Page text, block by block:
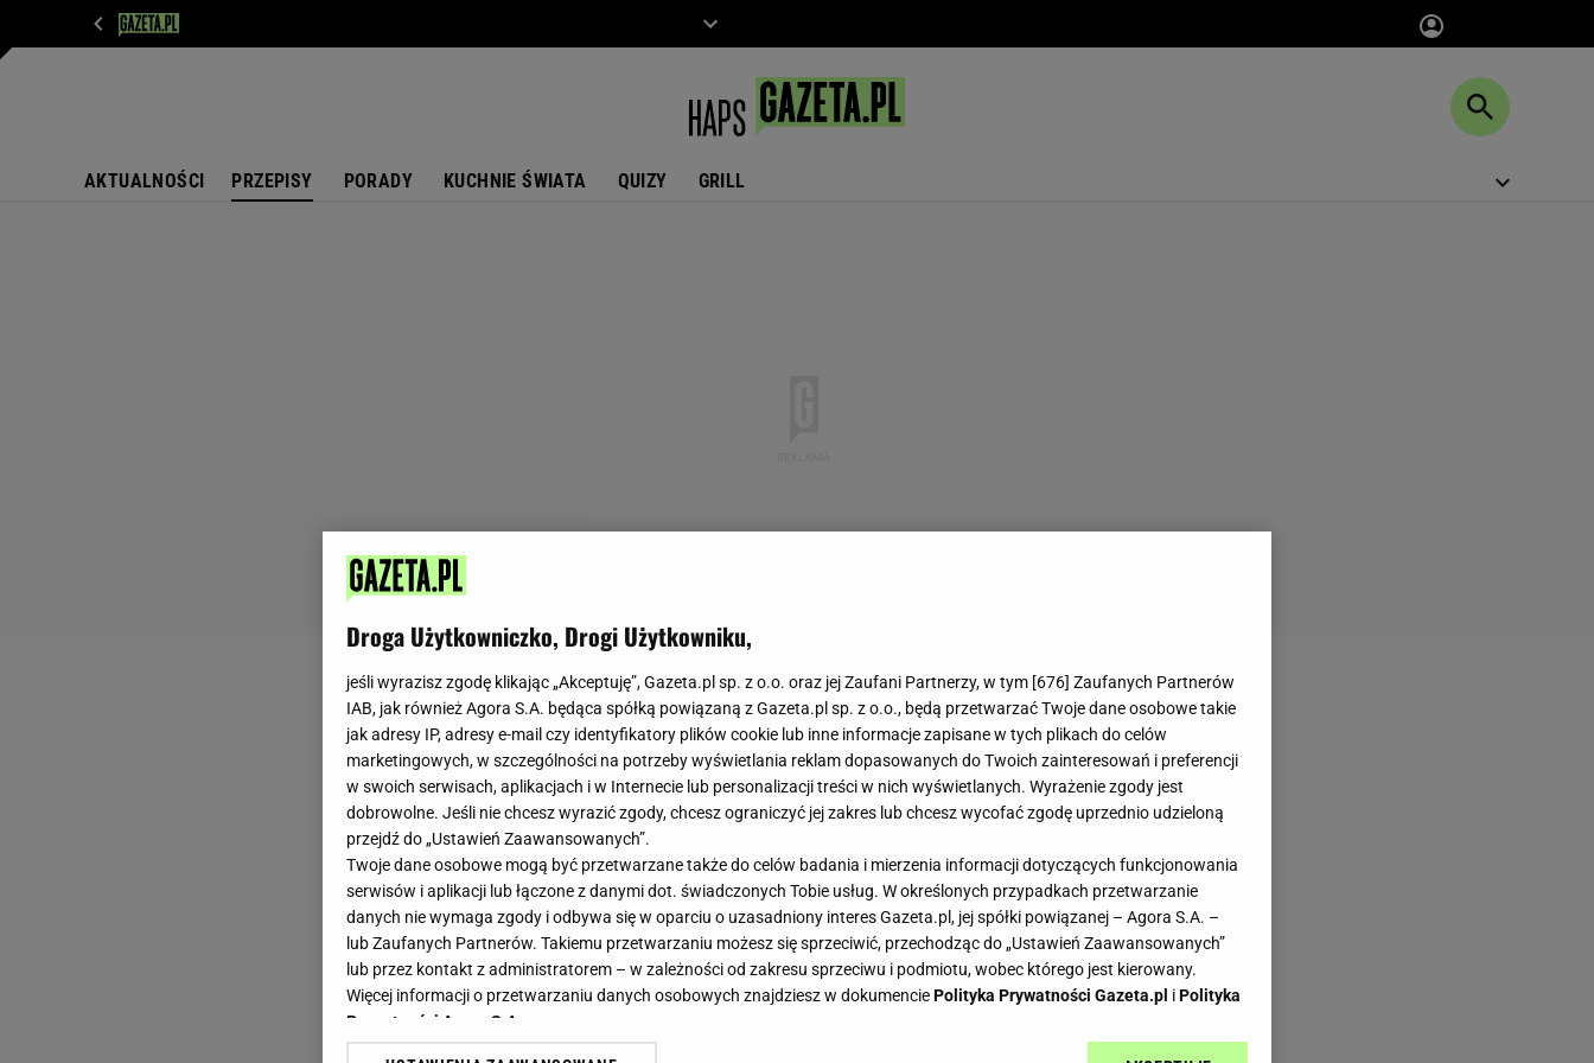
AKTUALNOŚCI PRZEPISY PORADY KUCHNIE ŚWIATA QUIZY GRILL
Droga Użytkowniczko, Drogi Użytkowniku,
jeśli wyrazisz zgodę klikając „Akceptuję”, Gazeta.pl sp. z o.o. oraz jej Zaufani Partnerzy, w tym [676] Zaufanych Partnerów
IAB, jak również Agora S.A. będąca spółką powiązaną z Gazeta.pl sp. z o.o., będą przetwarzać Twoje dane osobowe takie
jak adresy IP, adresy e-mail czy identyfikatory plików cookie lub inne informacje zapisane w tych plikach do celów
marketingowych, w szczególności na potrzeby wyświetlania reklam dopasowanych do Twoich zainteresowań i preferencji
w swoich serwisach, aplikacjach i w Internecie lub personalizacji treści w nich wyświetlanych. Wyrażenie zgody jest
dobrowolne. Jeśli nie chcesz wyrazić zgody, chcesz ograniczyć jej zakres lub chcesz wycofać zgodę uprzednio udzieloną
przejdź do „Ustawień Zaawansowanych”.
Twoje dane osobowe mogą być przetwarzane także do celów badania i mierzenia informacji dotyczących funkcjonowania
serwisów i aplikacji lub łączone z danymi dot. świadczonych Tobie usług. W określonych przypadkach przetwarzanie
danych nie wymaga zgody i odbywa się w oparciu o uzasadniony interes Gazeta.pl, jej spółki powiązanej – Agora S.A. –
lub Zaufanych Partnerów. Takiemu przetwarzaniu możesz się sprzeciwić, przechodząc do „Ustawień Zaawansowanych”
lub przez kontakt z administratorem – w zależności od zakresu sprzeciwu i podmiotu, wobec którego jest kierowany.
Więcej informacji o przetwarzaniu danych osobowych znajdziesz w dokumenciePolityka Prywatności Gazeta.pl iPolityka
Prywatności Agora S.A.